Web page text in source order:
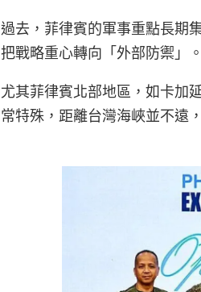
過去，菲律賓的軍事重點長期
把戰略重心轉向「外部防禦」
尤其菲律賓北部地區，如卡加
常特殊，距離台灣海峽並不遠